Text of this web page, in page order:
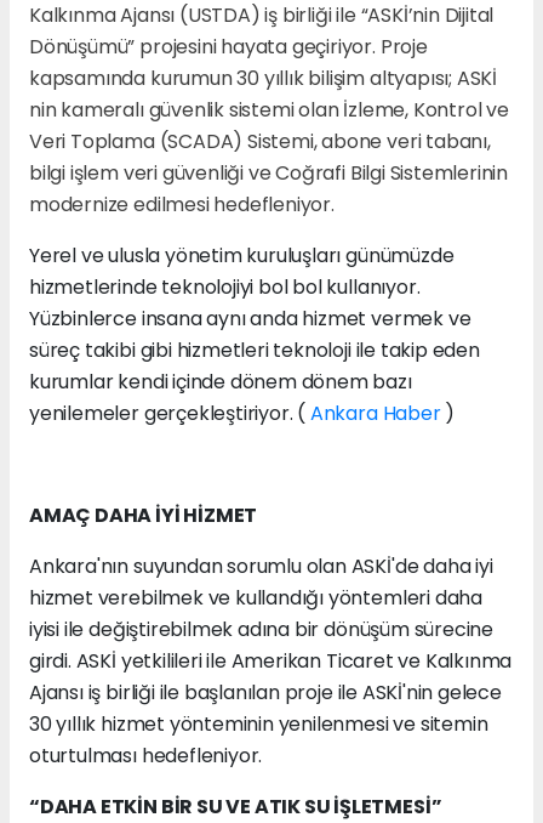
Kalkınma Ajansı (USTDA) iş birliği ile “ASKİ’nin Dijital
Dönüşümü” projesini hayata geçiriyor. Proje
kapsamında kurumun 30 yıllık bilişim altyapısı; ASKİ
nin kameralı güvenlik sistemi olan İzleme, Kontrol ve
Veri Toplama (SCADA) Sistemi, abone veri tabanı,
bilgi işlem veri güvenliği ve Coğrafi Bilgi Sistemlerinin
modernize edilmesi hedefleniyor.
Yerel ve ulusla yönetim kuruluşları günümüzde
hizmetlerinde teknolojiyi bol bol kullanıyor.
Yüzbinlerce insana aynı anda hizmet vermek ve
süreç takibi gibi hizmetleri teknoloji ile takip eden
kurumlar kendi içinde dönem dönem bazı
yenilemeler gerçekleştiriyor. ( Ankara Haber)
AMAÇ DAHA İYİ HİZMET
Ankara'nın suyundan sorumlu olan ASKİ'de daha iyi
hizmet verebilmek ve kullandığı yöntemleri daha
iyisi ile değiştirebilmek adına bir dönüşüm sürecine
girdi. ASKİ yetkilileri ile Amerikan Ticaret ve Kalkınma
Ajansı iş birliği ile başlanılan proje ile ASKİ'nin gelece
30 yıllık hizmet yönteminin yenilenmesi ve sitemin
oturtulması hedefleniyor.
“DAHA ETKİN BİR SU VE ATIK SU İŞLETMESİ”